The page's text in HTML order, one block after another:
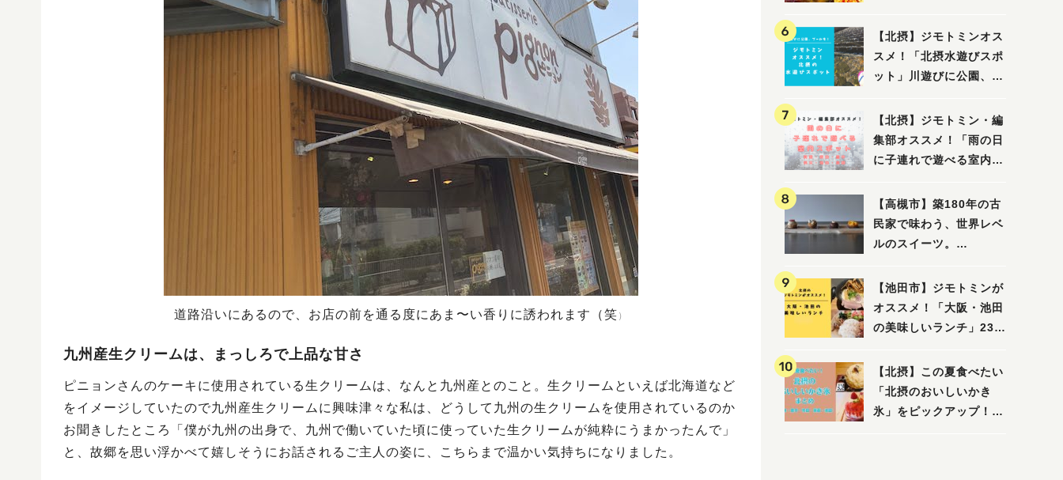
道路沿いにあるので、お店の前を通る度にあま〜い香りに誘われます（笑 ）
九州産生クリームは、まっしろで上品な甘さ
ピニョンさんのケーキに使用されている生クリームは、なんと九州産とのこと。生クリームといえば北海道など
をイメージしていたので九州産生クリームに興味津々な私は、どうして九州の生クリームを使用されているのか
お聞きしたところ「僕が九州の出身で、九州で働いていた頃に使っていた生クリームが純粋にうまかったんで」
と、故郷を思い浮かべて嬉しそうにお話されるご主人の姿に、こちらまで温かい気持ちになりました。
【北摂】ジモトミンオス
スメ！「北摂水遊びスポ
ット」川遊びに公園、プ
吹田・茨木・高槻）
【北摂】ジモトミン・編
集部オススメ！「雨の日
に子連れで遊べる室内ス
箕面・吹田・豊中・茨
木・池田）
【高槻市】築180年の古
民家で味わう、世界レベ
ルのスイーツ。
月3日にオープン！（教
えたい/教えて）
【池田市】ジモトミンが
オススメ！「大阪・池田
の美味しいランチ」23
【北摂】この夏食べたい
「北摂のおいしいかき
氷」をピックアップ！